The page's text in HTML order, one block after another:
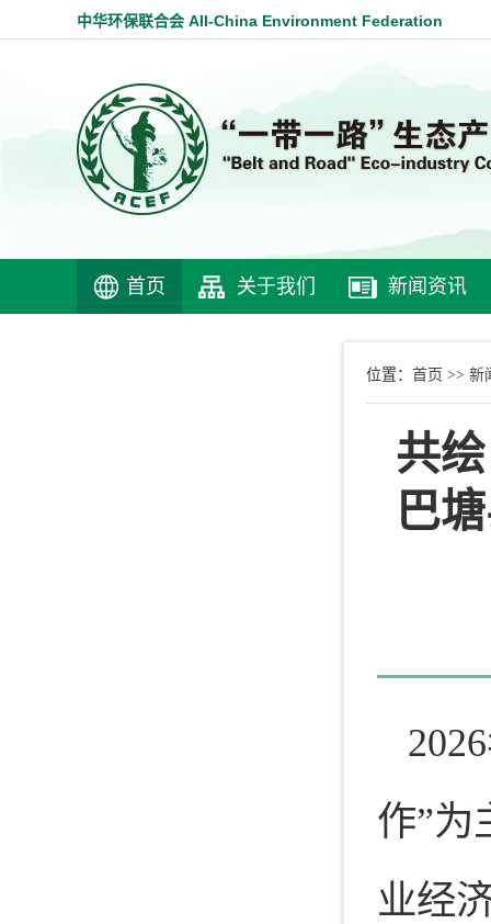
中华环保联合会 All-China Environment Federation
首页 关于我们 新闻资讯
位置： 首页 >> 新
共
巴
作”为
业经